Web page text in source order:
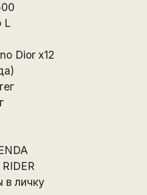
L
Dior x12
в личку